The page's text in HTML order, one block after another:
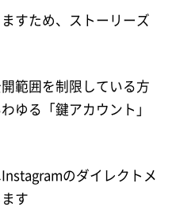
すため、ストーリーズ
範囲を制限している方
ゆる「鍵アカウント」
のダイレクトメ
す